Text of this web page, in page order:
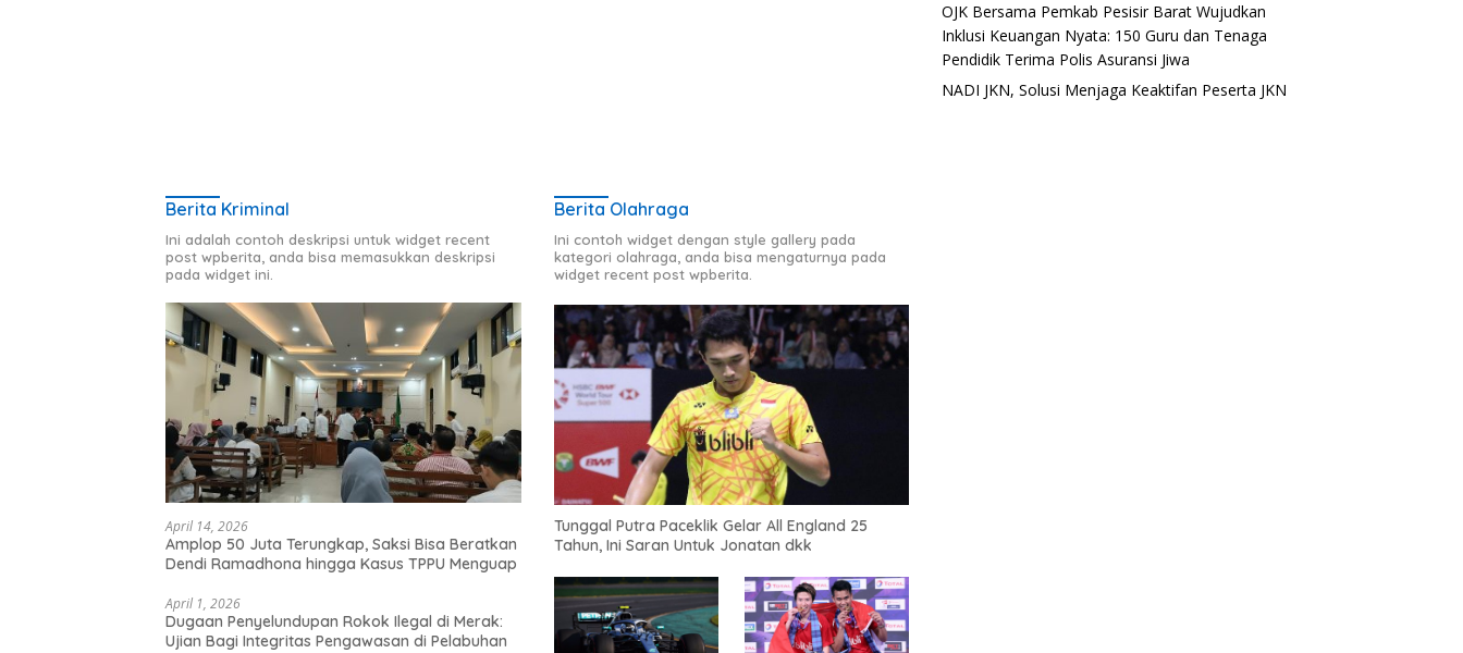
OJK Bersama Pemkab Pesisir Barat Wujudkan
Inklusi Keuangan Nyata: 150 Guru dan Tenaga
Pendidik Terima Polis Asuransi Jiwa
NADI JKN, Solusi Menjaga Keaktifan Peserta JKN
Berita Kriminal
Ini adalah contoh deskripsi untuk widget recent
post wpberita, anda bisa memasukkan deskripsi
pada widget ini.
April 14, 2026
Amplop 50 Juta Terungkap, Saksi Bisa Beratkan
Dendi Ramadhona hingga Kasus TPPU Menguap
April 1, 2026
Dugaan Penyelundupan Rokok Ilegal di Merak:
Ujian Bagi Integritas Pengawasan di Pelabuhan
Berita Olahraga
Ini contoh widget dengan style gallery pada
kategori olahraga, anda bisa mengaturnya pada
widget recent post wpberita.
Tunggal Putra Paceklik Gelar All England 25
Tahun, Ini Saran Untuk Jonatan dkk